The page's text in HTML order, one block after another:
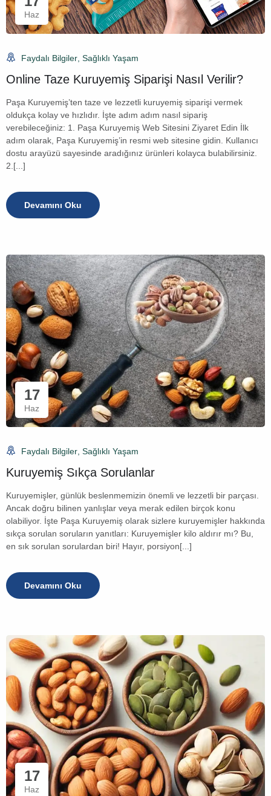
Haz
Faydalı Bilgiler Sağlıklı Yaşam
Online Taze Kuruyemiş Siparişi Nasıl Verilir?
Paşa Kuruyemiş’ten taze ve lezzetli kuruyemiş siparişi vermek
oldukça kolay ve hızlıdır. İşte adım adım nasıl sipariş
verebileceğiniz: 1. Paşa Kuruyemiş Web Sitesini Ziyaret Edin İlk
adım olarak, Paşa Kuruyemiş’in resmi web sitesine gidin. Kullanıcı
dostu arayüzü sayesinde aradığınız ürünleri kolayca bulabilirsiniz.
2.[...]
Devamını Oku
17
Haz
Faydalı Bilgiler, Sağlıklı Yaşam
Kuruyemiş Sıkça Sorulanlar
Kuruyemişler, günlük beslenmemizin önemli ve lezzetli bir parçası.
Ancak doğru bilinen yanlışlar veya merak edilen birçok konu
olabiliyor. İşte Paşa Kuruyemiş olarak sizlere kuruyemişler hakkında
sıkça sorulan soruların yanıtları: Kuruyemişler kilo aldırır mı? Bu,
en sık sorulan sorulardan biri! Hayır, porsiyon[...]
Devamını Oku
17
Haz